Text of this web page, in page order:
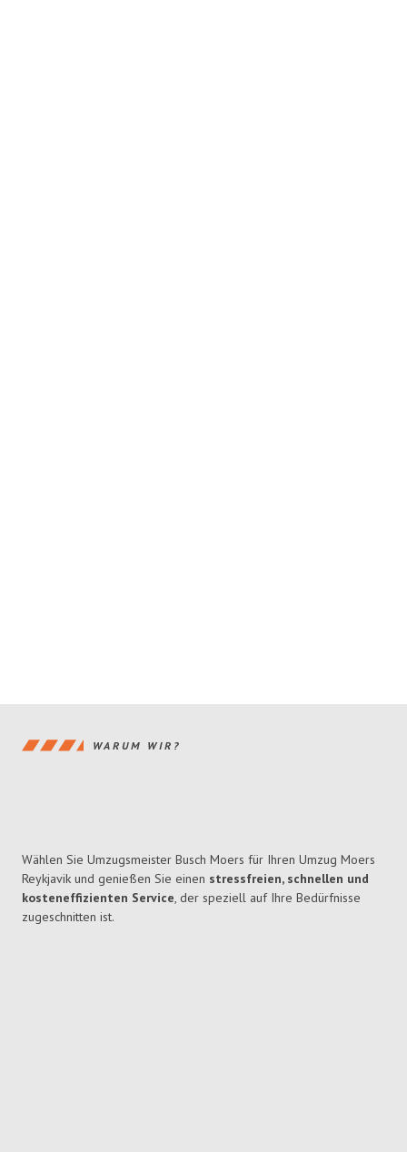
WARUM WIR?
Wählen Sie Umzugsmeister Busch Moers für Ihren Umzug Moers
Reykjavik und genießen Sie einen stressfreien, schnellen und
kosteneffizienten Service, der speziell auf Ihre Bedürfnisse
zugeschnitten ist.